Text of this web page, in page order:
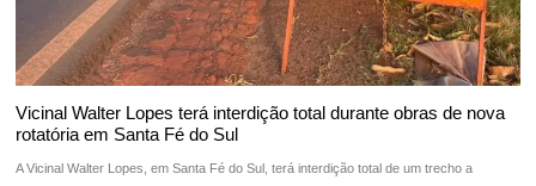
Vicinal Walter Lopes terá interdição total durante obras de nova
rotatória em Santa Fé do Sul
A Vicinal Walter Lopes, em Santa Fé do Sul, terá interdição total de um trecho a